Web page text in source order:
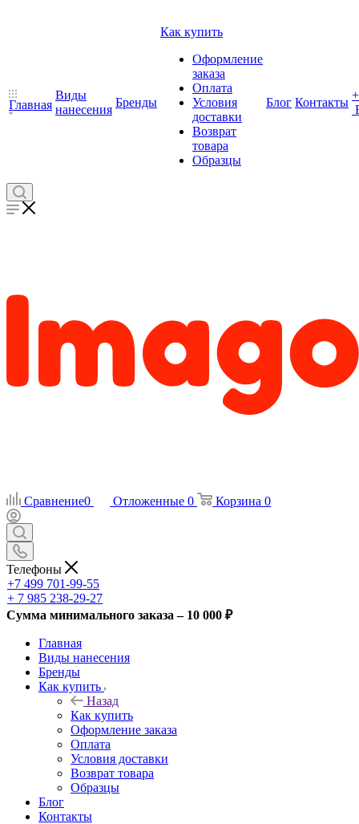
Главная
Виды
нанесения
Бренды
Как купить
Оформление
заказа
Оплата
Условия
доставки
Возврат
товара
Образцы
Блог Контакты
+
Сравнение0 Отложенные 0 Корзина 0
Телефоны
+7 499 701-99-55
+ 7 985 238-29-27
Сумма минимального заказа – 10 000 ₽
Главная
Виды нанесения
Бренды
Как купить
Назад
Как купить
Оформление заказа
Оплата
Условия доставки
Возврат товара
Образцы
Блог
Контакты